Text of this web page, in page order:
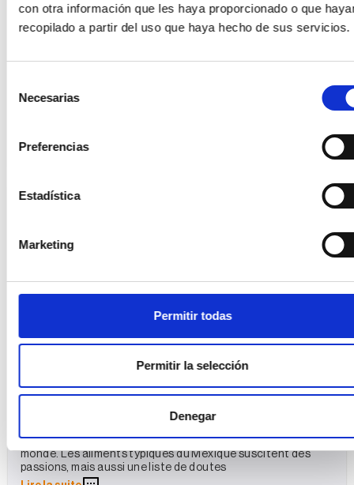
con otra información que les haya proporcionado o que
recopilado a partir del uso que haya hecho de sus servicios.
Necesarias
Preferencias
Estadística
Marketing
Permitir todas
Permitir la selección
Denegar
Aventures en famille sur la Riviera
sable blanc et son large
0
10 aliments typiques du Mexique et
leur impact sur le développement
La gastronomie mexicaine est l’une des plus connues au
monde. Les aliments typiques du Mexique suscitent des
passions, mais aussi une liste de doutes